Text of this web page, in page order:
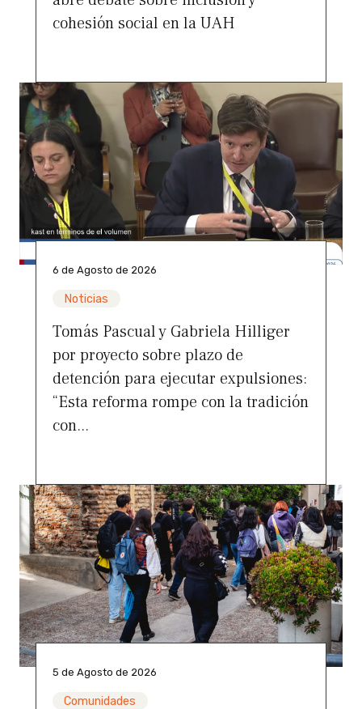
cohesión social en la UAH
6 de Agosto de 2026
Noticias
Tomás Pascual y Gabriela Hilliger
por proyecto sobre plazo de
detención para ejecutar expulsiones:
“Esta reforma rompe con la tradición
con...
5 de Agosto de 2026
Comunidades